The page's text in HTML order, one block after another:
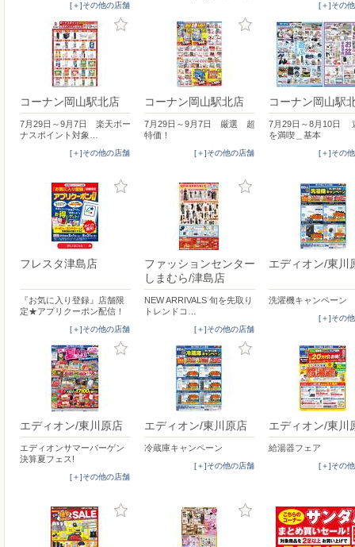
[＋]その他の店舗 [＋]その
コーナン岡山駅北店
7月29日～9月7日 楽天ボー
ナスポイント対象…
[＋]その他の店舗
コーナン岡山駅北店
7月29日～9月7日 厳選 超
特価！
[＋]その他の店舗
コーナン岡山駅
7月29日～8月10日
を満喫＿基本
[＋]その
フレスタ津島店
『お気に入り登録』店舗限
定★アプリクーポン配信！
[＋]その他の店舗
ファッションセンター
しまむら/津島店
NEW ARRIVALS 旬を先取り
トレンドコ…
[＋]その他の店舗
エディオン/東川
洗濯機キャンペーン
[＋]その
エディオン/東川原店
エディオンサマーバーゲン
決算夏フェス!
[＋]その他の店舗
エディオン/東川原店
冷蔵庫キャンペーン
[＋]その他の店舗
エディオン/東川
給湯器フェア
[＋]その